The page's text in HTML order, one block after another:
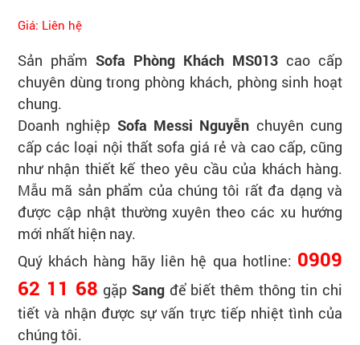
Giá: Liên hệ
Sản phẩm Sofa Phòng Khách MS013 cao cấp
chuyên dùng trong phòng khách, phòng sinh hoạt
chung.
Doanh nghiệp Sofa Messi Nguyễn chuyên cung
cấp các loại nội thất sofa giá rẻ và cao cấp, cũng
như nhận thiết kế theo yêu cầu của khách hàng.
Mẫu mã sản phẩm của chúng tôi rất đa dạng và
được cập nhật thường xuyên theo các xu hướng
mới nhất hiện nay.
Quý khách hàng hãy liên hệ qua hotline: 0909
62 11 68 gặp Sangđể biết thêm thông tin chi
tiết và nhận được sự vấn trực tiếp nhiệt tình của
chúng tôi.